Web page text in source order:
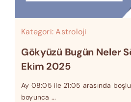
Kategori:Astroloji
Gökyüzü Bugün Neler
Ekim 2025
Ay 08:05 ile 21:05 arasında
boyunca ...